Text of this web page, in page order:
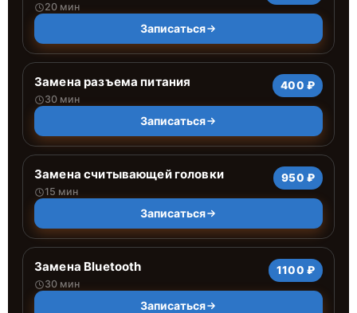
20 мин
Записаться
Замена разъема питания
30 мин
400 ₽
Записаться
Замена считывающей головки
15 мин
950 ₽
Записаться
Замена Bluetooth
30 мин
1100 ₽
Записаться